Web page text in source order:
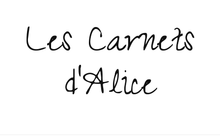
Les Carnets
d'Alice